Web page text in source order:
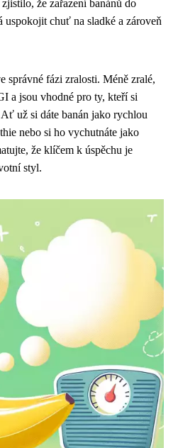
že zařazení banánů do
chuť na sladké a zároveň
správné fázi zralosti. Méně zralé,
a jsou vhodné pro ty, kteří si
už si dáte banán jako rychlou
nebo si ho vychutnáte jako
že klíčem k úspěchu je
styl.